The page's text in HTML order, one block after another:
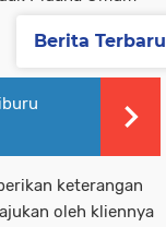
keterangan
oleh kliennya
Berita Terbaru